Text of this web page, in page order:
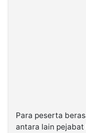
Para peserta
antara lain pejabat